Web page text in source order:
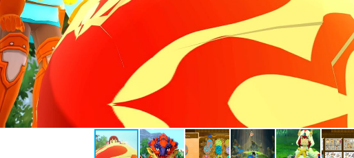
criatura capaz de desatar la destrucción total sobre el mundo,
búsqueda de respuestas donde el deber, la lealtad y el
los lazos construidos a lo largo del continente.
y Mecánicas: Estrategia por Turnos y Crianza de Criaturas
nivel jugable, Monster Hunter Stories Collection destaca por fusionar
clásicas de la recolección de criaturas con un sistema de
dinámico. Lejos de la acción en tiempo real
aquí giran en torno a un sistema de triángulo de poder
Velocidad, Fuerza y Técnica. Predecir los patrones de los